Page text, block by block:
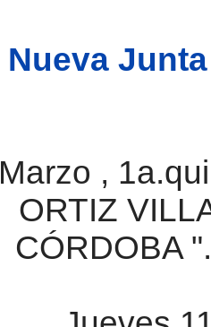
Nueva
Marzo ,
ORTIZ
CÓRDOBA